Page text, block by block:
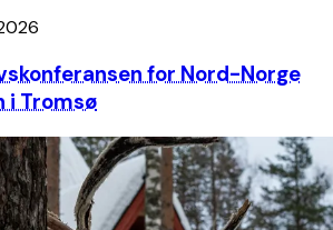
for Nord-Norge
i Tromsø